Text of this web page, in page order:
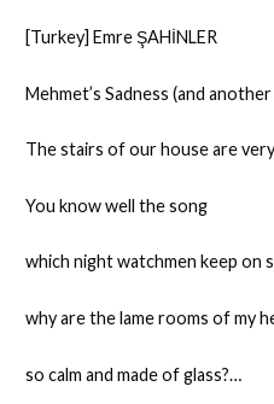
[Turkey] Emre ŞAHİNLER
Mehmet’s Sadness (and
The stairs of our house are
You know well the song
which night watchmen keep on
why are the lame rooms of my
so calm and made of glass?…